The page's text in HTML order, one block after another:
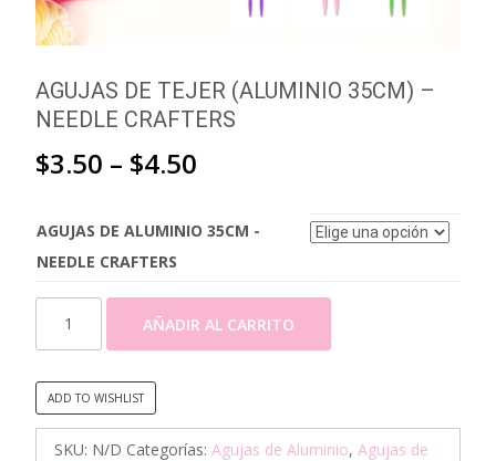
AGUJAS DE TEJER (ALUMINIO 35CM) –
NEEDLE CRAFTERS
$3.50 – $4.50
AGUJAS DE ALUMINIO 35CM -
NEEDLE CRAFTERS
(ALUMINIO
35CM)
AÑADIR AL CARRITO
ADD TO WISHLIST
SKU: N/D Categorías: Agujas de Aluminio, Agujas de